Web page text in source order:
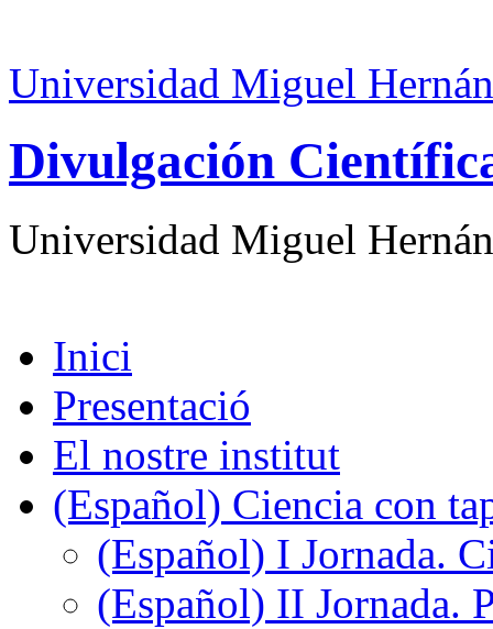
Universidad Miguel
Divulgación
Universidad Miguel
Inici
Presentació
El nostre institut
(Español) Ciencia con
(Español) I Jornada.
(Español) II Jornada.